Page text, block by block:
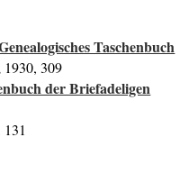
Taschenbuch
1930, 309
der Briefadeligen